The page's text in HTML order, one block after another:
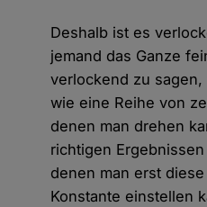
Deshalb ist es
jemand das Ganze
verlockend zu sagen,
wie eine Reihe von
denen man drehen
richtigen
denen man erst
Konstante einstellen